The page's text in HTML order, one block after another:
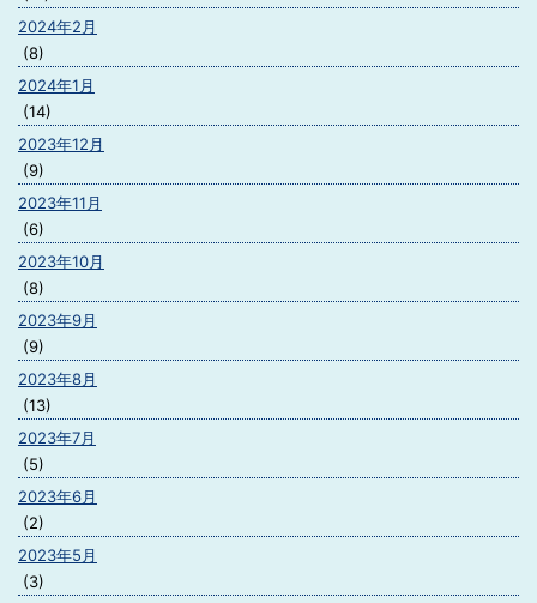
2024年2月
(8)
2024年1月
(14)
2023年12月
(9)
2023年11月
(6)
2023年10月
(8)
2023年9月
(9)
2023年8月
(13)
2023年7月
(5)
2023年6月
(2)
2023年5月
(3)